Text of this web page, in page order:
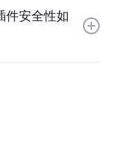
您的 WordPress
问您网站上新语言
可以选择使用
来翻译您的内
，您可以针对本地
地区的曝光度。
件安全性如